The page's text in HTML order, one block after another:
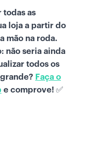
todas as
loja a partir do
mão na roda.
não seria ainda
todos os
Faça o
e comprove! ✅